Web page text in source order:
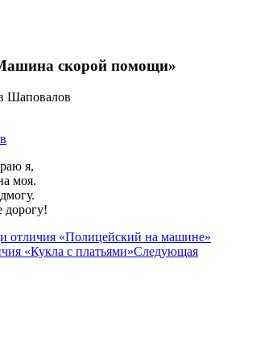
скорой помощи»
Шаповалов
я,
моя.
отличия «Полицейский на машине»
«Кукла с платьями»Следующая